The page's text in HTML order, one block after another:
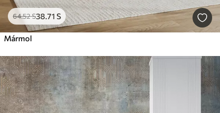
64.52S38.71 S
Mármol